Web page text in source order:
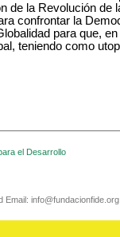
de la Revolución de
confrontar la
para que,
teniendo como
el Desarrollo
Email: